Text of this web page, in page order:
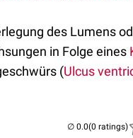
des Lumens
in Folge eines
(Ulcus
(0 ratings)